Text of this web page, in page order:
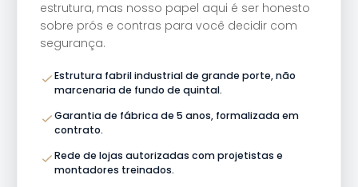
estrutura, mas nosso papel aqui é ser honesto
sobre prós e contras para você decidir com
segurança.
Estrutura fabril industrial de grande porte, não
marcenaria de fundo de quintal.
Garantia de fábrica de 5 anos, formalizada em
contrato.
Rede de lojas autorizadas com projetistas e
montadores treinados.